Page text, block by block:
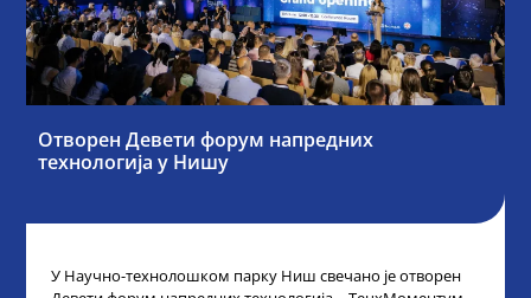
Отворен Девети форум напредних
технологија у Нишу
У Научно-технолошком парку Ниш свечано је отворен